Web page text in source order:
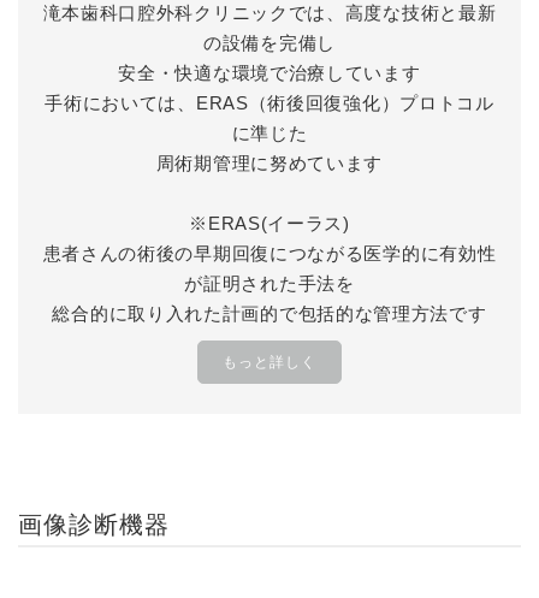
滝本歯科口腔外科クリニックでは、高度な技術と最新
の設備を完備し
安全・快適な環境で治療しています
手術においては、ERAS（術後回復強化）プロトコル
に準じた
周術期管理に努めています
※ERAS(イーラス)
患者さんの術後の早期回復につながる医学的に有効性
が証明された手法を
総合的に取り入れた計画的で包括的な管理方法です
もっと詳しく
画像診断機器